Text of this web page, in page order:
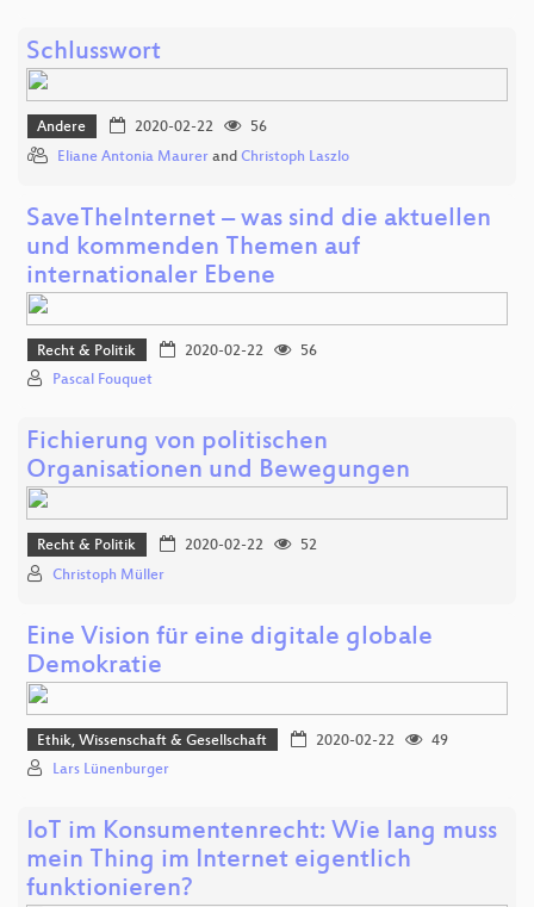
Schlusswort
Andere 2020-02-22
56
Eliane Antonia Maurer and Christoph Laszlo
SaveTheInternet – was sind die aktuellen
und kommenden Themen auf
internationaler Ebene
Recht & Politik 2020-02-22
56
Pascal Fouquet
Fichierung von politischen
Organisationen und Bewegungen
Recht & Politik 2020-02-22
52
Christoph Müller
Eine Vision für eine digitale globale
Demokratie
Ethik, Wissenschaft & Gesellschaft 2020-02-22
49
Lars Lünenburger
IoT im Konsumentenrecht: Wie lang muss
mein Thing im Internet eigentlich
funktionieren?